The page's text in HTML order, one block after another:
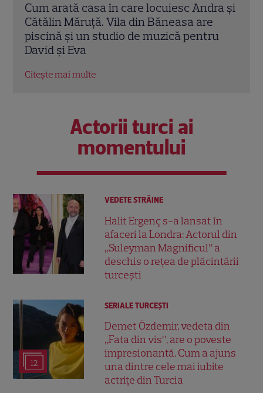
Concertele Electric Castle 2026 se văd în
premieră LIVE pe VOYO. Programul
complet al transmisiunilor
Citește mai multe
Actorii turci ai
momentului
VEDETE STRĂINE
Halit Ergenç s-a lansat în
afaceri la Londra: Actorul din
„Suleyman Magnificul” a
deschis o rețea de plăcintării
turcești
12
SERIALE TURCEŞTI
Demet Özdemir, vedeta din
„Fata din vis”, are o poveste
impresionantă. Cum a ajuns
una dintre cele mai iubite
actrițe din Turcia